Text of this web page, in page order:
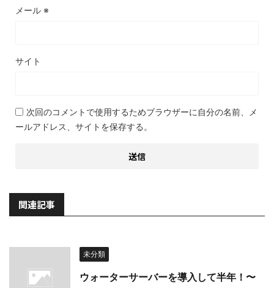
メール ※
サイト
次回のコメントで使用するためブラウザーに自分の名前、メ
ールアドレス、サイトを保存する。
関連記事
未分類
ウォーターサーバーを導入して半年！〜